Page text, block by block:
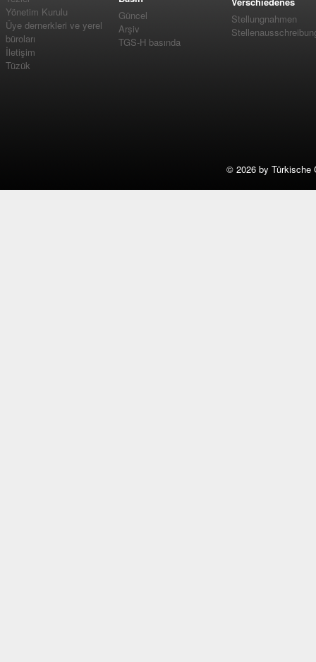
Yönetim Kurulu
Üye dernerkleri ve yerel
büroları
İletişim
Tüzük
Güncel
Arşiv
TGS-H basında
Stellungnahmen
© 2026 by Türkische